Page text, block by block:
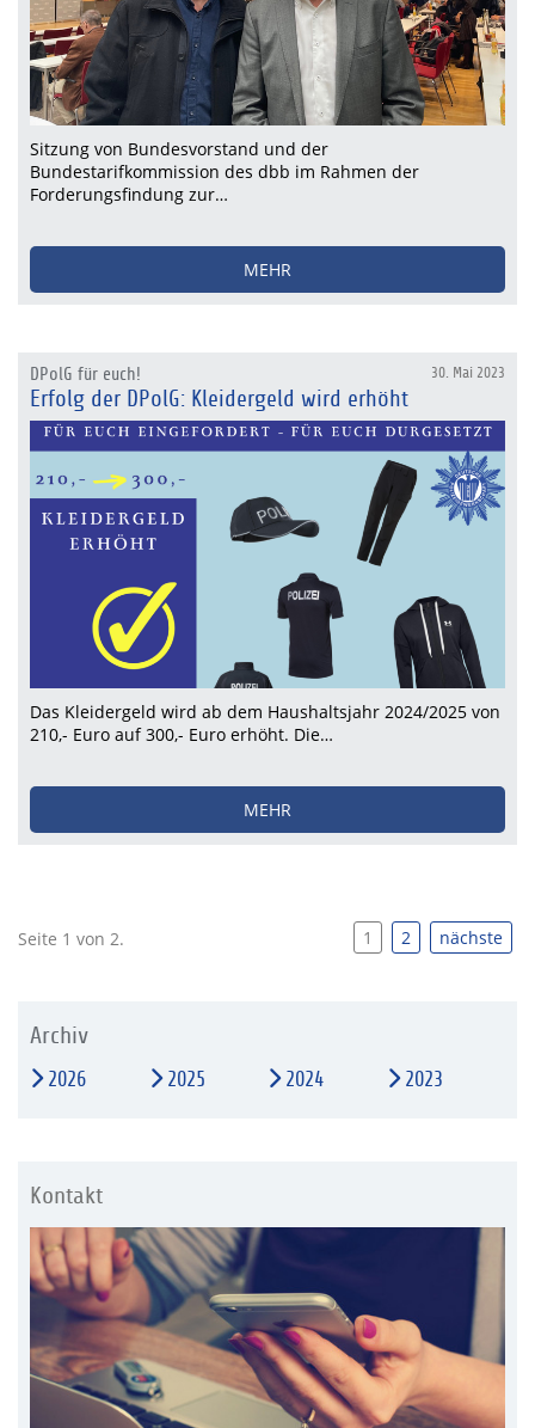
Sitzung von Bundesvorstand und der
Bundestarifkommission des dbb im Rahmen der
Forderungsfindung zur…
MEHR
30. Mai 2023
DPolG für euch!
Erfolg der DPolG: Kleidergeld wird erhöht
Das Kleidergeld wird ab dem Haushaltsjahr 2024/2025 von
210,- Euro auf 300,- Euro erhöht. Die…
MEHR
Seite 1 von 2. 1 2 nächste
Archiv
2026 2025 2024 2023
Kontakt